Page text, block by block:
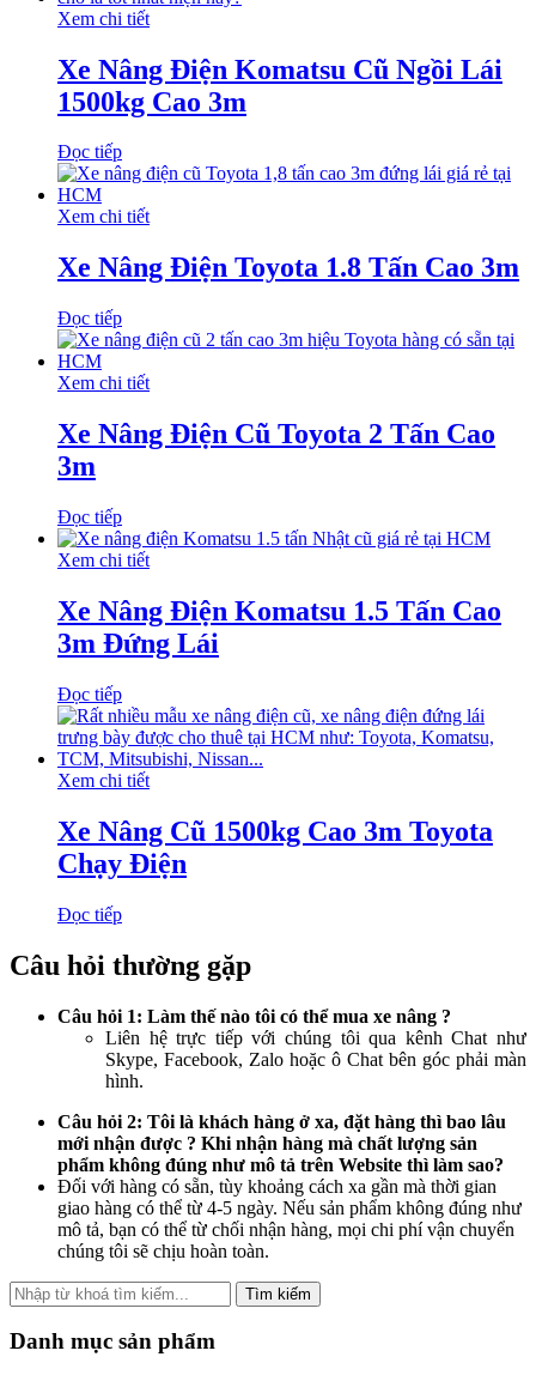
Xem chi tiết
Xe Nâng Điện Komatsu Cũ Ngồi Lái
1500kg Cao 3m
Đọc tiếp
Xem chi tiết
Xe Nâng Điện Toyota 1.8 Tấn Cao 3m
Đọc tiếp
Xem chi tiết
Xe Nâng Điện Cũ Toyota 2 Tấn Cao
3m
Đọc tiếp
Xem chi tiết
Xe Nâng Điện Komatsu 1.5 Tấn Cao
3m Đứng Lái
Đọc tiếp
Xem chi tiết
Xe Nâng Cũ 1500kg Cao 3m Toyota
Chạy Điện
Đọc tiếp
Câu hỏi thường gặp
Câu hỏi 1: Làm thế nào tôi có thể mua xe nâng ?
Liên hệ trực tiếp với chúng tôi qua kênh Chat như
Skype, Facebook, Zalo hoặc ô Chat bên góc phải màn
hình.
Câu hỏi 2: Tôi là khách hàng ở xa, đặt hàng thì bao lâu
mới nhận được ? Khi nhận hàng mà chất lượng sản
phẩm không đúng như mô tả trên Website thì làm sao?
Đối với hàng có sẵn, tùy khoảng cách xa gần mà thời gian
giao hàng có thể từ 4-5 ngày. Nếu sản phẩm không đúng như
mô tả, bạn có thể từ chối nhận hàng, mọi chi phí vận chuyển
chúng tôi sẽ chịu hoàn toàn.
Tìm kiếm
Danh mục sản phẩm